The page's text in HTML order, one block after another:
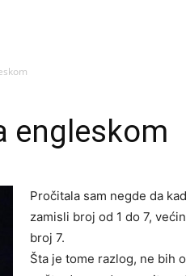
engleskom
Pročitala sam negde da
zamisli broj od 1 do 7,
broj 7.
Šta je tome razlog, ne bih